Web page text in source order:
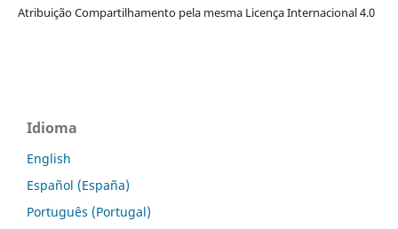
Atribuição Compartilhamento pela mesma Licença Internacional 4.0
Idioma
English
Español (España)
Português (Portugal)